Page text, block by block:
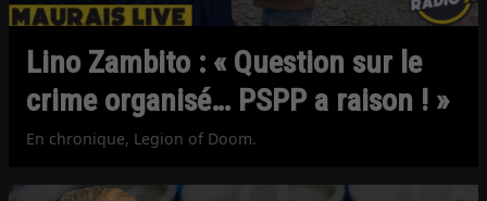
Lino Zambito : « Question sur le
crime organisé… PSPP a raison ! »
En chronique, Legion of Doom.